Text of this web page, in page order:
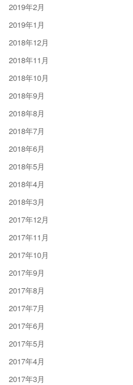
2019年2月
2019年1月
2018年12月
2018年11月
2018年10月
2018年9月
2018年8月
2018年7月
2018年6月
2018年5月
2018年4月
2018年3月
2017年12月
2017年11月
2017年10月
2017年9月
2017年8月
2017年7月
2017年6月
2017年5月
2017年4月
2017年3月